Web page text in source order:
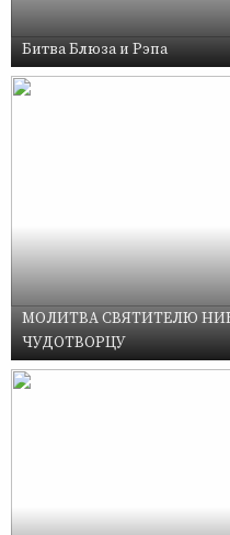
Битва Блюза и Рэпа
МОЛИТВА СВЯТИТЕЛЮ
ЧУДОТВОРЦУ